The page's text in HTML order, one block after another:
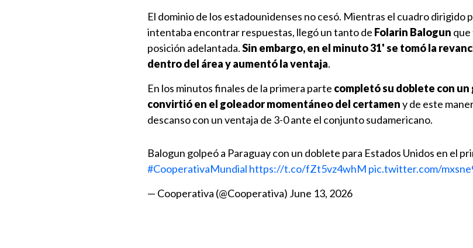
El dominio de los estadounidenses no cesó. Mientras el cuadro dirigido
intentaba encontrar respuestas, llegó un tanto de Folarin Balogun
posición adelantada.Sin embargo, en el minuto 31' se tomó la
dentro del área y aumentó la ventaja.
En los minutos finales de la primera parte completó su doblete con un
convirtió en el goleador momentáneo del certameny de este
descanso con un ventaja de 3-0 ante el conjunto sudamericano.
Balogun golpeó a Paraguay con un doblete para Estados Unidos en el
#CooperativaMundial https://t.co/fZt5vz4whM pic.twitter.com/
— Cooperativa (@Cooperativa) June 13, 2026